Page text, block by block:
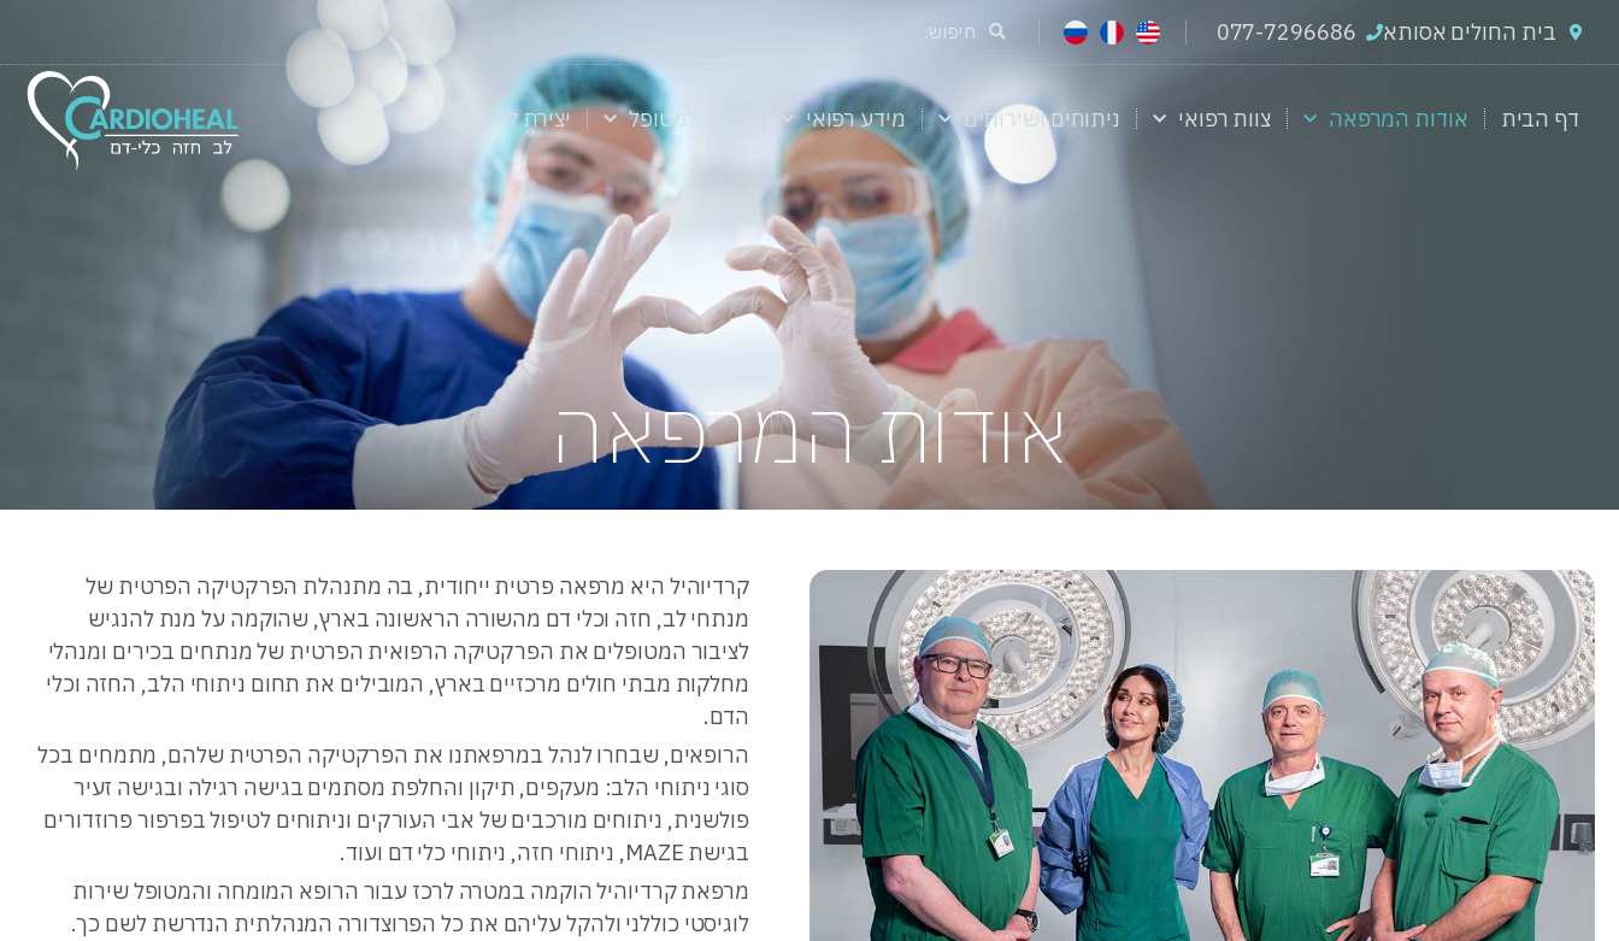
בית החולים אסותא 077-7296686
דף הבית אודות המרפאה צוות רפואי ניתוחים ושירותים מידע רפואי מידע למטופל יצירת קשר
אודות המרפאה
קרדיוהיל היא מרפאה פרטית ייחודית, בה מתנהלת הפרקטיקה הפרטית של
מנתחי לב, חזה וכלי דם מהשורה הראשונה בארץ, שהוקמה על מנת להנגיש
לציבור המטופלים את הפרקטיקה הרפואית הפרטית של מנתחים בכירים ומנהלי
מחלקות מבתי חולים מרכזיים בארץ, המובילים את תחום ניתוחי הלב, החזה וכלי
הדם.
הרופאים, שבחרו לנהל במרפאתנו את הפרקטיקה הפרטית שלהם, מתמחים בכל
סוגי ניתוחי הלב: מעקפים, תיקון והחלפת מסתמים בגישה רגילה ובגישה זעיר
פולשנית, ניתוחים מורכבים של אבי העורקים וניתוחים לטיפול בפרפור פרוזדורים
בגישת MAZE, ניתוחי חזה, ניתוחי כלי דם ועוד.
מרפאת קרדיוהיל הוקמה במטרה לרכז עבור הרופא המומחה והמטופל שירות
לוגיסטי כוללני ולהקל עליהם את כל הפרוצדורה המנהלתית הנדרשת לשם כך.